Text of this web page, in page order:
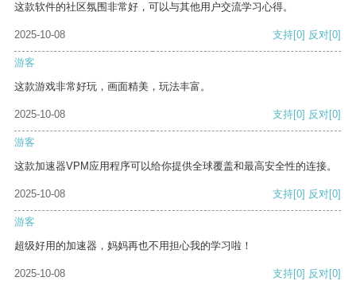
这款软件的社区氛围非常好，可以与其他用户交流学习心得。
2025-10-08 支持[0] 反对[0]
游客
这款游戏非常好玩，画面精美，玩法丰富。
2025-10-08 支持[0] 反对[0]
游客
这款加速器VPM应用程序可以给你提供全球覆盖和最高安全性的连接。
2025-10-08 支持[0] 反对[0]
游客
超级好用的加速器，妈妈再也不用担心我的学习啦！
2025-10-08 支持[0] 反对[0]